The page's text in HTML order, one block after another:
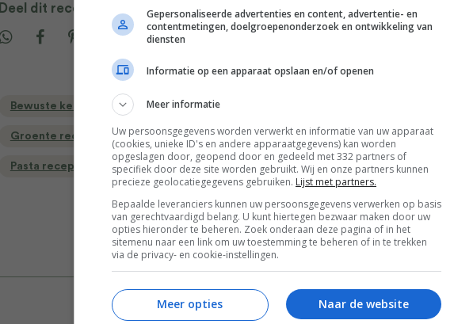
Deel dit recept
Bewaar
Bewuste keuzes Diner voor 4 of meer
Groente recepten Hoofdgerecht Italiaanse recepten Keukens
Pasta recepten Recepten Vegetarische recepten
Gepersonaliseerde advertenties en content, advertentie- en
contentmetingen, doelgroepenonderzoek en ontwikkeling van
diensten
Informatie op een apparaat opslaan en/of openen
Meer informatie
Uw persoonsgegevens worden verwerkt en informatie van uw apparaat
(cookies, unieke ID's en andere apparaatgegevens) kan worden
opgeslagen door, geopend door en gedeeld met 332 partners of
specifiek door deze site worden gebruikt. Wij en onze partners kunnen
precieze geolocatiegegevens gebruiken. Lijst met partners.
Bepaalde leveranciers kunnen uw persoonsgegevens verwerken op basis
van gerechtvaardigd belang. U kunt hiertegen bezwaar maken door uw
opties hieronder te beheren. Zoek onderaan deze pagina of in het
sitemenu naar een link om uw toestemming te beheren of in te trekken
via de privacy- en cookie-instellingen.
Naar de website
Meer opties